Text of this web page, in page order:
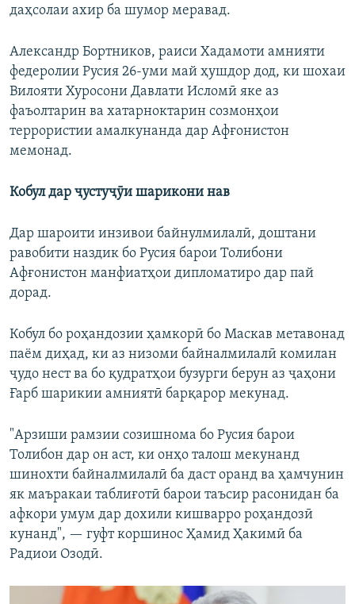
даҳсолаи ахир ба шумор меравад.
Александр Бортников, раиси Хадамоти амнияти
федеролии Русия 26-уми май ҳушдор дод, ки шохаи
Вилояти Хуросони Давлати Исломӣ яке аз
фаъолтарин ва хатарноктарин созмонҳои
террористии амалкунанда дар Афғонистон
мемонад.
Кобул дар ҷустуҷӯи шарикони нав
Дар шароити инзивои байнулмилалӣ, доштани
равобити наздик бо Русия барои Толибони
Афғонистон манфиатҳои дипломатиро дар пай
дорад.
Кобул бо роҳандозии ҳамкорӣ бо Маскав метавонад
паём диҳад, ки аз низоми байналмилалӣ комилан
ҷудо нест ва бо қудратҳои бузурги берун аз ҷаҳони
Ғарб шарикии амниятӣ барқарор мекунад.
"Арзиши рамзии созишнома бо Русия барои
Толибон дар он аст, ки онҳо талош мекунанд
шинохти байналмилалӣ ба даст оранд ва ҳамчунин
як маъракаи таблиғотӣ барои таъсир расонидан ба
афкори умум дар дохили кишварро роҳандозӣ
кунанд", — гуфт коршинос Ҳамид Ҳакимӣ ба
Радиои Озодӣ.